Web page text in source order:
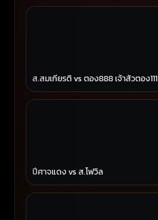
ส.สมเกียรติ vs ตอง888 เจ้าสัวตอง111
ปีศาจแดง vs ส.โฟวิล